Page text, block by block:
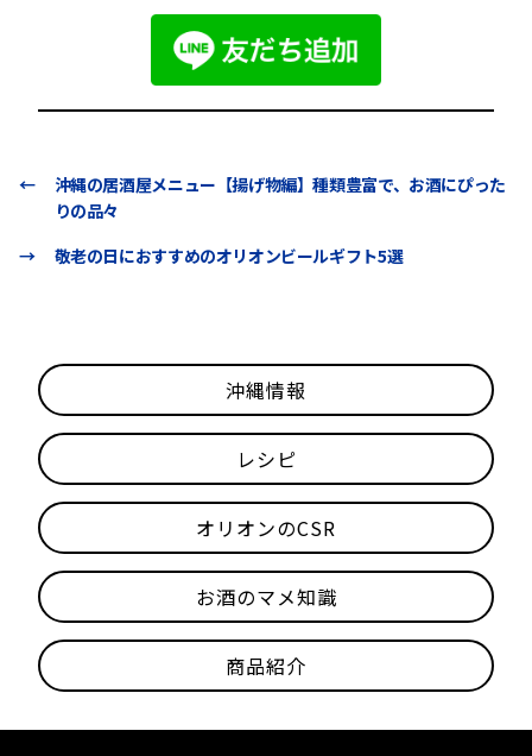
←
沖縄の居酒屋メニュー【揚げ物編】種類豊富で、お酒にぴった
りの品々
→
敬老の日におすすめのオリオンビールギフト5選
沖縄情報
レシピ
オリオンのCSR
お酒のマメ知識
商品紹介